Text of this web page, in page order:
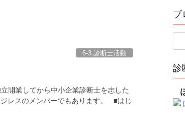
6-3.診断士活動
開業してから中小企業診断士を志した
レスのメンバーでもあります。 ■はじ
ブ
診